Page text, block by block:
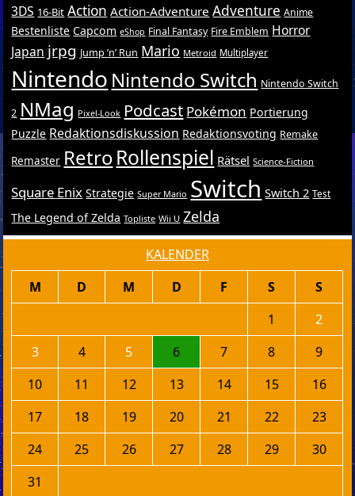
3DS 16-Bit Action Action-Adventure Adventure Anime
Bestenliste Capcom eShop Final Fantasy Fire Emblem Horror
Japan jrpg Jump ’n’ Run Mario Metroid Multiplayer
Nintendo Nintendo Switch Nintendo Switch
2 NMag Pixel-Look Podcast Pokémon Portierung
Puzzle Redaktionsdiskussion Redaktionsvoting Remake
Remaster RetroRollenspiel Rätsel Science-Fiction
Square Enix Strategie Super Mario Switch Switch 2 Test
The Legend of Zelda Topliste Wii U Zelda
KALENDER
M D M D F S
S
1
2
3
4 5 6 7 8
9
10
11 12 13 14 15
16
17
18 19 20 21 22
23
24
25 26 27 28 29
30
31